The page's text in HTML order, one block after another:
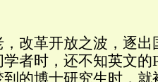
改革开放之波，逐
者时，还不知英文的
的博士研究生时，就